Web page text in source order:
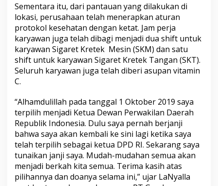
Sementara itu, dari pantauan yang dilakukan di
lokasi, perusahaan telah menerapkan aturan
protokol kesehatan dengan ketat. Jam perja
karyawan juga telah dibagi menjadi dua shift untuk
karyawan Sigaret Kretek Mesin (SKM) dan satu
shift untuk karyawan Sigaret Kretek Tangan (SKT).
Seluruh karyawan juga telah diberi asupan vitamin
C.
“Alhamdulillah pada tanggal 1 Oktober 2019 saya
terpilih menjadi Ketua Dewan Perwakilan Daerah
Republik Indonesia. Dulu saya pernah berjanji
bahwa saya akan kembali ke sini lagi ketika saya
telah terpilih sebagai ketua DPD RI. Sekarang saya
tunaikan janji saya. Mudah-mudahan semua akan
menjadi berkah kita semua. Terima kasih atas
pilihannya dan doanya selama ini,” ujar LaNyalla